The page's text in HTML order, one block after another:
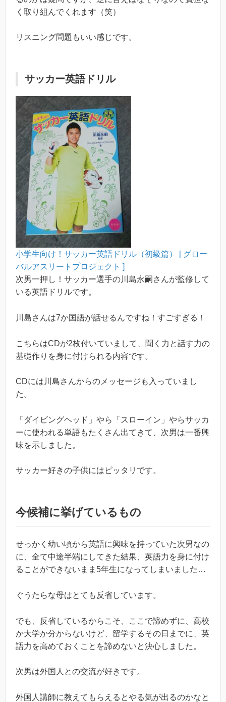
く取り組んでくれます（笑）
リスニング問題もいい感じです。
サッカー英語ドリル
小学生向け！サッカー英語ドリル（初級篇） [ グロー
バルアスリートプロジェクト ]
次男一押し！サッカー選手の川島永嗣さんが監修して
いる英語ドリルです。
川島さんは7か国語が話せるんですね！すごすぎる！
こちらはCDが2枚付いていまして、聞く力と話す力の
基礎作りを身に付けられる内容です。
CDには川島さんからのメッセージも入っていまし
た。
「ダイビングヘッド」やら「スローイン」やらサッカ
ーに使われる単語もたくさん出てきて、次男は一番興
味を示しました。
サッカー好きの子供にはピッタリです。
今候補に挙げているもの
せっかく幼い頃から英語に興味を持っていた次男なの
に、全て中途半端にしてきた結果、英語力を身に付け
ることができないまま5年生になってしまいました…
ぐうたらな母はとても反省しています。
でも、反省しているからこそ、ここで諦めずに、高校
か大学か分からないけど、留学するその日までに、英
語力を高めておくことを諦めないと決心しました。
次男は外国人との交流が好きです。
外国人講師に教えてもらえるとやる気が出るのかなと